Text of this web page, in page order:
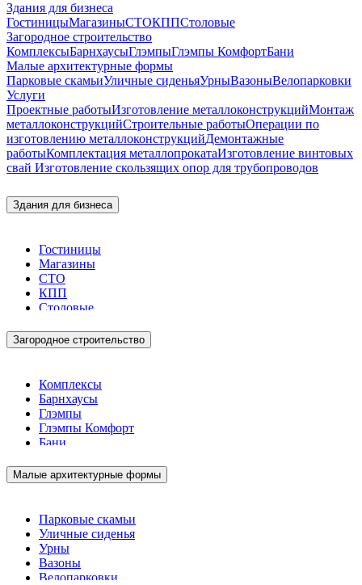
Здания для бизнеса
ГостиницыМагазиныСТОКППСтоловые
Загородное строительство
КомплексыБарнхаусыГлэмпыГлэмпы КомфортБани
Малые архитектурные формы
Парковые скамьиУличные сиденьяУрныВазоныВелопарковки
Услуги
Проектные работыИзготовление металлоконструкцийМонтаж
металлоконструкцийСтроительные работыОперации по
изготовлению металлоконструкцийДемонтажные
работыКомплектация металлопрокатаИзготовление винтовых
свай Изготовление скользящих опор для трубопроводов
Здания для бизнеса
Гостиницы
Магазины
СТО
КПП
Столовые
Загородное строительство
Комплексы
Барнхаусы
Глэмпы
Глэмпы Комфорт
Бани
Малые архитектурные формы
Парковые скамьи
Уличные сиденья
Урны
Вазоны
Велопарковки